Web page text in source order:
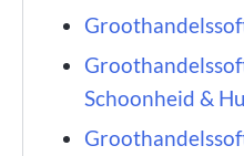
Schoonheid &